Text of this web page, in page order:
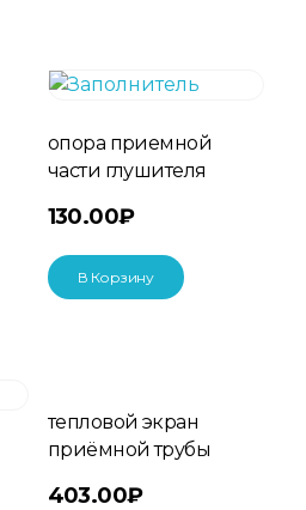
опора приемной
части глушителя
130.00₽
В Корзину
тепловой экран
приёмной трубы
403.00₽